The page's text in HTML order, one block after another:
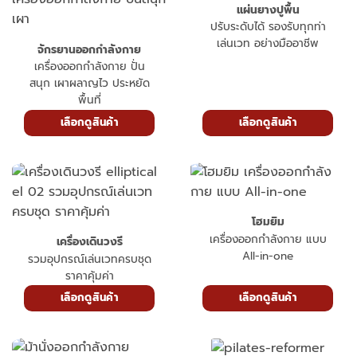
จักรยานออกกำลังกาย
เครื่องออกกำลังกาย ปั่น
สนุก เผาผลาญไว ประหยัด
พื้นที่
เลือกดูสินค้า
แผ่นยางปูพื้น
ปรับระดับได้ รองรับทุกท่า
เล่นเวท อย่างมืออาชีพ
เลือกดูสินค้า
เครื่องเดินวงรี
รวมอุปกรณ์เล่นเวทครบชุด
ราคาคุ้มค่า
เลือกดูสินค้า
โฮมยิม
เครื่องออกกำลังกาย แบบ
All-in-one
เลือกดูสินค้า